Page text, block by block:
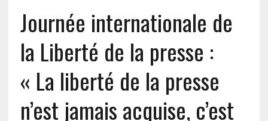
Journée internationale de
la Liberté de la presse :
« La liberté de la presse
n’est jamais acquise, c’est